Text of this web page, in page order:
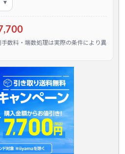
数料・端数処理は実際の条件により異